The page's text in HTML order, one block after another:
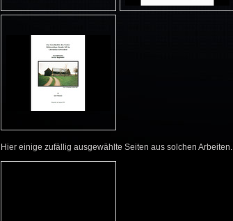
Hier einige zufällig ausgewählte Seiten aus solchen Arbeiten.